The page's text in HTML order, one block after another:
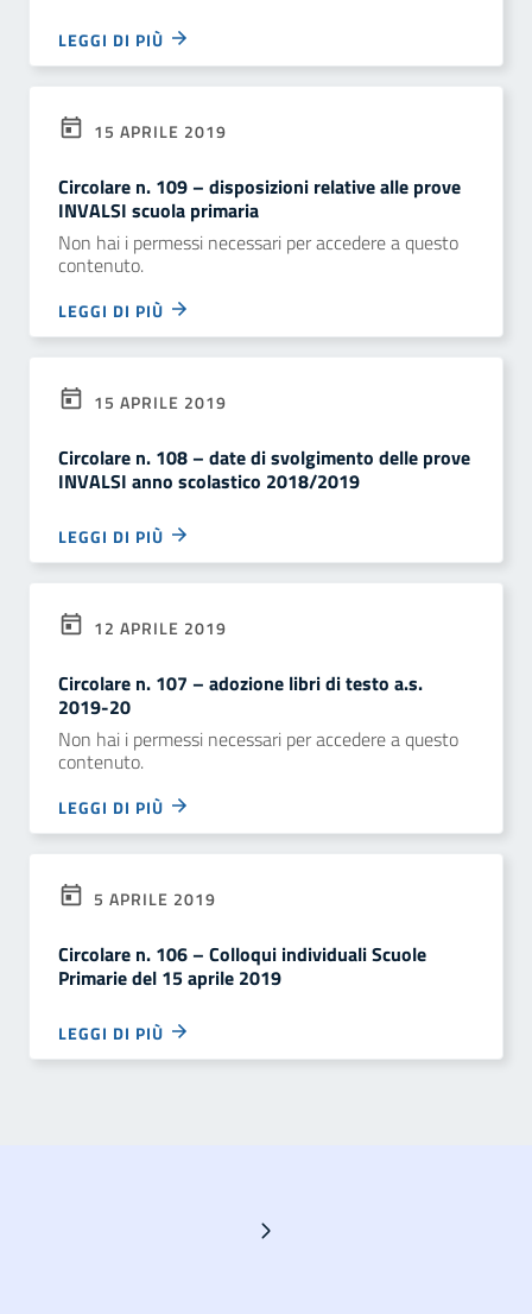
LEGGI DI PIÙ
15 APRILE 2019
Circolare n. 109 – disposizioni relative alle prove
INVALSI scuola primaria
Non hai i permessi necessari per accedere a questo
contenuto.
LEGGI DI PIÙ
15 APRILE 2019
Circolare n. 108 – date di svolgimento delle prove
INVALSI anno scolastico 2018/2019
LEGGI DI PIÙ
12 APRILE 2019
Circolare n. 107 – adozione libri di testo a.s.
2019-20
Non hai i permessi necessari per accedere a questo
contenuto.
LEGGI DI PIÙ
5 APRILE 2019
Circolare n. 106 – Colloqui individuali Scuole
Primarie del 15 aprile 2019
LEGGI DI PIÙ
Pagina successiva